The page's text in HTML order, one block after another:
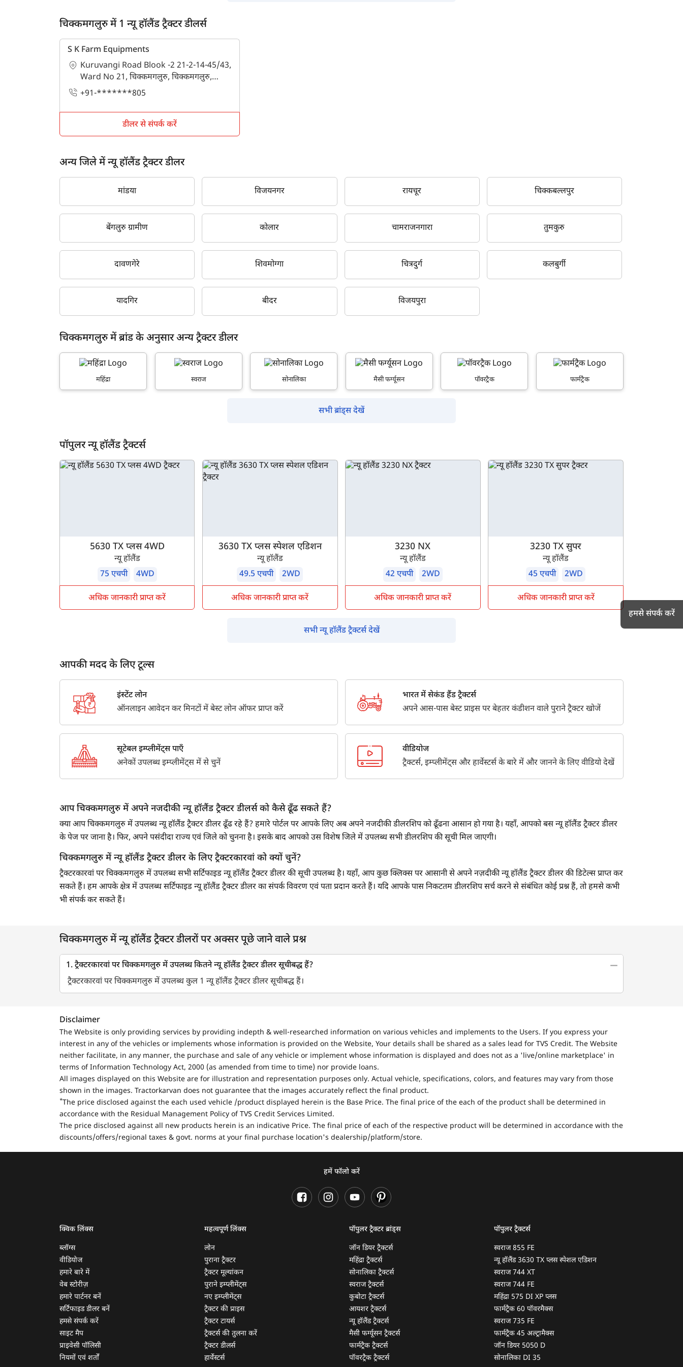
चिक्कमगलुरु में 1 न्यू हॉलैंड ट्रैक्टर डीलर्स
S K Farm Equipments
Kuruvangi Road Blook -2 21-2-14-45/43,
Ward No 21, चिक्कमगलुरु, चिक्कमगलुरु,
कर्नाटक - 577101
+91-*******805
डीलर से संपर्क करें
अन्य जिले में न्यू हॉलैंड ट्रैक्टर डीलर
मांडया विजयनगर रायचूर चिक्कबल्लपुर
बेंगलुरु ग्रामीण कोलार चामराजनगारा तुमकुरु
दावणगेरे शिवमोग्गा चित्रदुर्ग कलबुर्गी
यादगिर बीदर विजयपुरा
चिक्कमगलुरु में ब्रांड के अनुसार अन्य ट्रैक्टर डीलर
महिंद्रा स्वराज सोनालिका मैसी फर्ग्यूसन पॉवरट्रैक फार्मट्रैक
सभी ब्रांड्स देखें
पॉपुलर न्यू हॉलैंड ट्रैक्टर्स
5630 TX प्लस 4WD
न्यू हॉलैंड
75 एचपी
4WD
अधिक जानकारी प्राप्त करें
3630 TX प्लस स्पेशल एडिशन
न्यू हॉलैंड
49.5 एचपी
2WD
अधिक जानकारी प्राप्त करें
3230 NX
न्यू हॉलैंड
42 एचपी
2WD
अधिक जानकारी प्राप्त करें
3230 TX सुपर
न्यू हॉलैंड
45 एचपी
2WD
अधिक जानकारी प्राप्त करें
सभी न्यू हॉलैंड ट्रैक्टर्स देखें
आपकी मदद के लिए टूल्स
इंस्टेंट लोन
ऑनलाइन आवेदन कर मिनटों में बेस्ट लोन ऑफर प्राप्त करें
भारत में सेकंड हैंड ट्रैक्टर्स
अपने आस-पास बेस्ट प्राइस पर बेहतर कंडीशन वाले पुराने ट्रैक्टर खोजें
सूटेबल इम्प्लीमेंट्स पाएँ
अनेकों उपलब्ध इम्प्लीमेंट्स में से चुनें
वीडियोज
ट्रैक्टर्स, इम्प्लीमेंट्स और हार्वेस्टर्स के बारे में और जानने के लिए वीडियो देखें
आप चिक्कमगलुरु में अपने नजदीकी न्यू हॉलैंड ट्रैक्टर डीलर्स को कैसे ढूँढ सकते हैं?
क्या आप चिक्कमगलुरु में उपलब्ध न्यू हॉलैंड ट्रैक्टर डीलर ढूँढ रहे हैं? हमारे पोर्टल पर आपके लिए अब अपने नजदीकी डीलरशिप को ढूँढना आसान हो गया है। यहाँ, आपको बस न्यू हॉलैंड ट्रैक्टर डीलर
के पेज पर जाना है। फिर, अपने पसंदीदा राज्य एवं जिले को चुनना है। इसके बाद आपको उस विशेष जिले में उपलब्ध सभी डीलरशिप की सूची मिल जाएगी।
चिक्कमगलुरु में न्यू हॉलैंड ट्रैक्टर डीलर के लिए ट्रैक्टरकारवां को क्यों चुनें?
ट्रैक्टरकारवां पर चिक्कमगलुरु में उपलब्ध सभी सर्टिफाइड न्यू हॉलैंड ट्रैक्टर डीलर की सूची उपलब्ध है। यहाँ, आप कुछ क्लिक्स पर आसानी से अपने नज़दीकी न्यू हॉलैंड ट्रैक्टर डीलर की डिटेल्स प्राप्त कर
सकते हैं। हम आपके क्षेत्र में उपलब्ध सर्टिफाइड न्यू हॉलैंड ट्रैक्टर डीलर का संपर्क विवरण एवं पता प्रदान करते हैं। यदि आपके पास निकटतम डीलरशिप सर्च करने से संबंधित कोई प्रश्न हैं, तो हमसे कभी
भी संपर्क कर सकते हैं।
चिक्कमगलुरु में न्यू हॉलैंड ट्रैक्टर डीलरों पर अक्सर पूछे जाने वाले प्रश्न
1. ट्रैक्टरकारवां पर चिक्कमगलुरु में उपलब्ध कितने न्यू हॉलैंड ट्रैक्टर डीलर सूचीबद्ध हैं?
ट्रैक्टरकारवां पर चिक्कमगलुरु में उपलब्ध कुल 1 न्यू हॉलैंड ट्रैक्टर डीलर सूचीबद्ध हैं।
Disclaimer
The Website is only providing services by providing indepth & well-researched information on various vehicles and implements to the Users. If you express your
interest in any of the vehicles or implements whose information is provided on the Website, Your details shall be shared as a sales lead for TVS Credit. The Website
neither facilitate, in any manner, the purchase and sale of any vehicle or implement whose information is displayed and does not as a 'live/online marketplace' in
terms of Information Technology Act, 2000 (as amended from time to time) nor provide loans.
All images displayed on this Website are for illustration and representation purposes only. Actual vehicle, specifications, colors, and features may vary from those
shown in the images. Tractorkarvan does not guarantee that the images accurately reflect the final product.
*The price disclosed against the each used vehicle /product displayed herein is the Base Price. The final price of the each of the product shall be determined in
accordance with the Residual Management Policy of TVS Credit Services Limited.
The price disclosed against all new products herein is an indicative Price. The final price of each of the respective product will be determined in accordance with the
discounts/offers/regional taxes & govt. norms at your final purchase location's dealership/platform/store.
हमें फॉलो करें
क्विक लिंक्स
ब्लॉग्स
वीडियोज
हमारे बारे में
वेब स्टोरीज़
हमारे पार्टनर बनें
सर्टिफाइड डीलर बनें
हमसे संपर्क करें
साइट मैप
प्राइवेसी पॉलिसी
नियमों एवं शर्तों
महत्वपूर्ण लिंक्स
लोन
पुराना ट्रैक्टर
ट्रैक्टर मूल्यांकन
पुराने इम्प्लीमेंट्स
नए इम्प्लीमेंट्स
ट्रैक्टर की प्राइस
ट्रैक्टर टायर्स
ट्रैक्टर्स की तुलना करें
ट्रैक्टर डीलर्स
हार्वेस्टर्स
पॉपुलर ट्रैक्टर ब्रांड्स
जॉन डियर ट्रैक्टर्स
महिंद्रा ट्रैक्टर्स
सोनालिका ट्रैक्टर्स
स्वराज ट्रैक्टर्स
कुबोटा ट्रैक्टर्स
आयशर ट्रैक्टर्स
न्यू हॉलैंड ट्रैक्टर्स
मैसी फर्ग्यूसन ट्रैक्टर्स
फार्मट्रैक ट्रैक्टर्स
पॉवरट्रैक ट्रैक्टर्स
पॉपुलर ट्रैक्टर्स
स्वराज 855 FE
न्यू हॉलैंड 3630 TX प्लस स्पेशल एडिशन
स्वराज 744 XT
स्वराज 744 FE
महिंद्रा 575 DI XP प्लस
फार्मट्रैक 60 पॉवरमैक्स
स्वराज 735 FE
फार्मट्रैक 45 अल्ट्रामैक्स
जॉन डियर 5050 D
सोनालिका DI 35
हमसे संपर्क करें
मोबाइल नंबर दर्ज करें* ओटीपी भेजें
ओटीपी दर्ज करें
Also interested in other loans
क्या आप बिना फॉर्म भरे जाना चाहते हैं?
नहीं, धन्यवाद हाँ, पूछताछ जारी रखें
आपकी जानकारी हमारे पास सुरक्षित है।